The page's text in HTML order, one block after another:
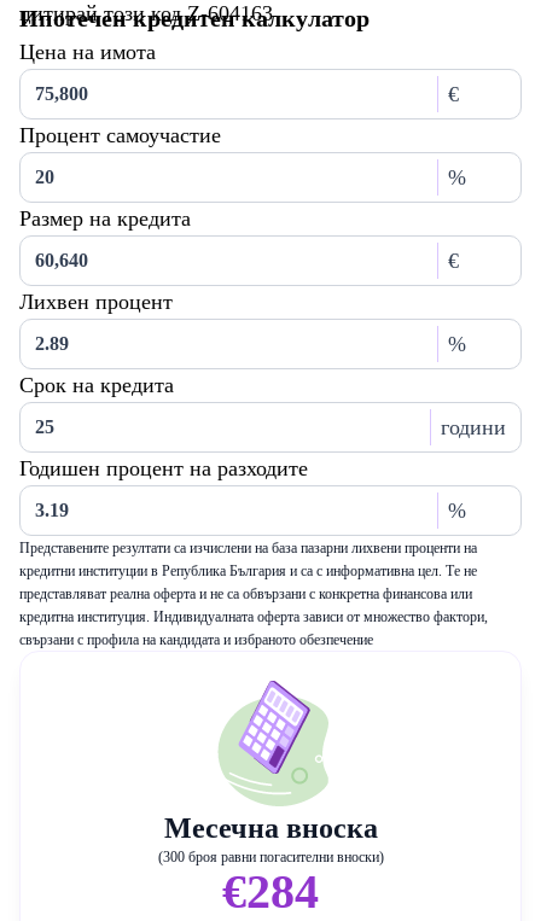
цитирай този код Z-604163
Ипотечен кредитен калкулатор
Цена на имота
€
Процент самоучастие
%
Размер на кредита
€
Лихвен процент
%
Срок на кредита
години
Годишен процент на разходите
%
Представените резултати са изчислени на база пазарни лихвени проценти на
кредитни институции в Република България и са с информативна цел. Те не
представляват реална оферта и не са обвързани с конкретна финансова или
кредитна институция. Индивидуалната оферта зависи от множество фактори,
свързани с профила на кандидата и избраното обезпечение
Месечна вноска
(300 броя равни погасителни вноски)
€284